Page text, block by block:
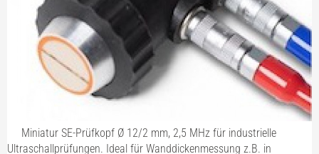
Miniatur SE-Prüfkopf Ø 12/2 mm, 2,5 MHz für industrielle
Ultraschallprüfungen. Ideal für Wanddickenmessung z.B. in